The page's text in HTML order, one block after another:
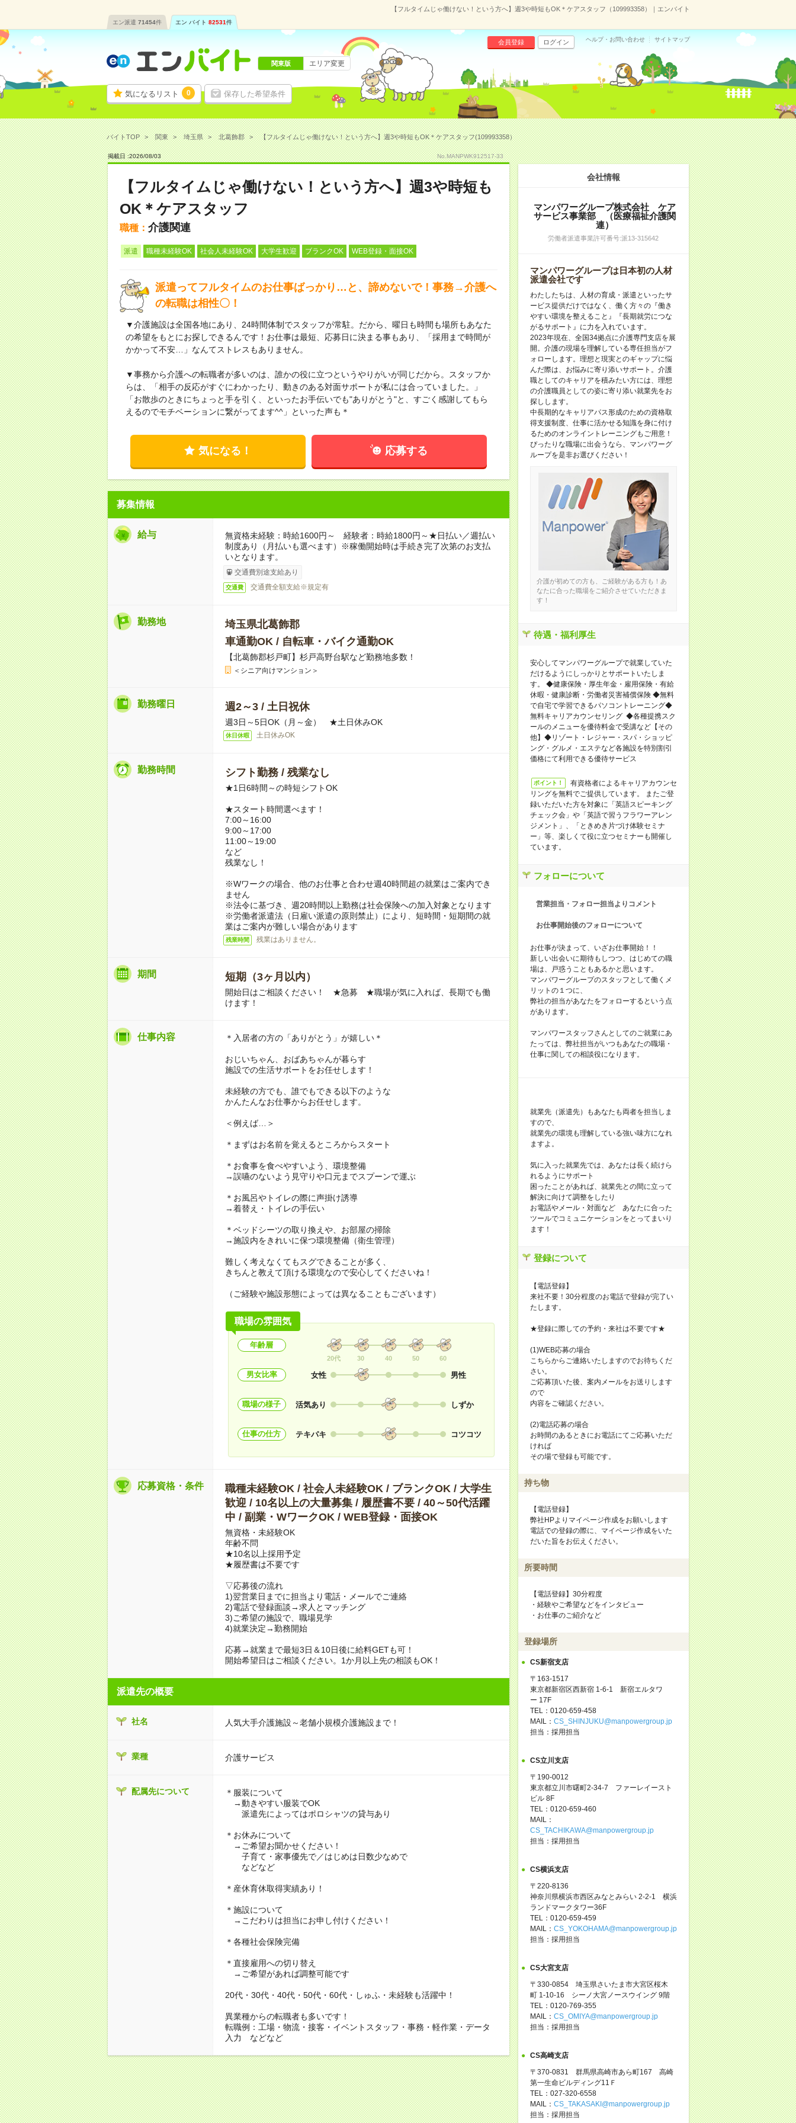
【フルタイムじゃ働けない！という方へ】週3や時短もOK＊ケアスタッフ（109993358）｜エンバイト
エン派遣 71454件 エン バイト 82531件
気になるリスト 0 保存した希望条件
会員登録 ログイン ヘルプ・お問い合わせ サイトマップ
関東版 エリア変更
バイトTOP 関東 埼玉県 北葛飾郡 【フルタイムじゃ働けない！という方へ】週3や時短もOK＊ケアスタッフ(109993358）
掲載日 :2026/08/03 No.MANPWK912517-33
【フルタイムじゃ働けない！という方へ】週3や時短も
OK＊ケアスタッフ
職種： 介護関連
派遣 職種未経験OK 社会人未経験OK 大学生歓迎 ブランクOK WEB登録・面接OK
派遣ってフルタイムのお仕事ばっかり…と、諦めないで！事務→介護へ
の転職は相性〇！
▼介護施設は全国各地にあり、24時間体制でスタッフが常駐。だから、曜日も時間も場所もあなた
の希望をもとにお探しできるんです！お仕事は最短、応募日に決まる事もあり、「採用まで時間が
かかって不安…」なんてストレスもありません。
▼事務から介護への転職者が多いのは、誰かの役に立つというやりがいが同じだから。スタッフか
らは、「相手の反応がすぐにわかったり、動きのある対面サポートが私には合っていました。」
「お散歩のときにちょっと手を引く、といったお手伝いでも"ありがとう"と、すごく感謝してもら
えるのでモチベーションに繋がってます^^」といった声も＊
気になる！ 応募する
募集情報
給与
無資格未経験：時給1600円～ 経験者：時給1800円～★日払い／週払い
制度あり（月払いも選べます）※稼働開始時は手続き完了次第のお支払
いとなります。
交通費別途支給あり
交通費 交通費全額支給※規定有
勤務地
埼玉県北葛飾郡
車通勤OK / 自転車・バイク通勤OK
【北葛飾郡杉戸町】杉戸高野台駅など勤務地多数！
＜シニア向けマンション＞
勤務曜日 週2～3 / 土日祝休
週3日～5日OK（月～金） ★土日休みOK
休日休暇 土日休みOK
勤務時間 シフト勤務 / 残業なし
★1日6時間～の時短シフトOK
★スタート時間選べます！
7:00～16:00
9:00～17:00
11:00～19:00
など
残業なし！
※Wワークの場合、他のお仕事と合わせ週40時間超の就業はご案内でき
ません
※法令に基づき、週20時間以上勤務は社会保険への加入対象となります
※労働者派遣法（日雇い派遣の原則禁止）により、短時間・短期間の就
業はご案内が難しい場合があります
残業時間 残業はありません。
期間 短期（3ヶ月以内）
開始日はご相談ください！ ★急募 ★職場が気に入れば、長期でも働
けます！
仕事内容 ＊入居者の方の「ありがとう」が嬉しい＊
おじいちゃん、おばあちゃんが暮らす
施設での生活サポートをお任せします！
未経験の方でも、誰でもできる以下のような
かんたんなお仕事からお任せします。
＜例えば…＞
＊まずはお名前を覚えるところからスタート
＊お食事を食べやすいよう、環境整備
→誤嚥のないよう見守りや口元までスプーンで運ぶ
＊お風呂やトイレの際に声掛け誘導
→着替え・トイレの手伝い
＊ベッドシーツの取り換えや、お部屋の掃除
→施設内をきれいに保つ環境整備（衛生管理）
難しく考えなくてもスグできることが多く、
きちんと教えて頂ける環境なので安心してくださいね！
（ご経験や施設形態によっては異なることもございます）
職場の雰囲気
年齢層
20代 30 40 50 60
男女比率 女性 男性
職場の様子 活気あり しずか
仕事の仕方 テキパキ コツコツ
応募資格・条件
職種未経験OK / 社会人未経験OK / ブランクOK / 大学生
歓迎 / 10名以上の大量募集 / 履歴書不要 / 40～50代活躍
中 / 副業・WワークOK / WEB登録・面接OK
無資格・未経験OK
年齢不問
★10名以上採用予定
★履歴書は不要です
▽応募後の流れ
1)翌営業日までに担当より電話・メールでご連絡
2)電話で登録面談→求人とマッチング
3)ご希望の施設で、職場見学
4)就業決定→勤務開始
応募→就業まで最短3日＆10日後に給料GETも可！
開始希望日はご相談ください。1か月以上先の相談もOK！
派遣先の概要
社名 人気大手介護施設～老舗小規模介護施設まで！
業種 介護サービス
配属先について
＊服装について
→動きやすい服装でOK
派遣先によってはポロシャツの貸与あり
＊お休みについて
→ご希望お聞かせください！
子育て・家事優先で／はじめは日数少なめで
などなど
＊産休育休取得実績あり！
＊施設について
→こだわりは担当にお申し付けください！
＊各種社会保険完備
＊直接雇用への切り替え
→ご希望があれば調整可能です
20代・30代・40代・50代・60代・しゅふ・未経験も活躍中！
異業種からの転職者も多いです！
転職例：工場・物流・接客・イベントスタッフ・事務・軽作業・データ
入力 などなど
会社情報
マンパワーグループ株式会社 ケア
サービス事業部 （医療福祉介護関
連）
労働者派遣事業許可番号:派13-315642
マンパワーグループは日本初の人材
派遣会社です
わたしたちは、人材の育成・派遣といったサ
ービス提供だけではなく、働く方々の『働き
やすい環境を整えること』『長期就労につな
がるサポート』に力を入れています。
2023年現在、全国34拠点に介護専門支店を展
開。介護の現場を理解している専任担当がフ
ォローします。理想と現実とのギャップに悩
んだ際は、お悩みに寄り添いサポート。介護
職としてのキャリアを積みたい方には、理想
の介護職員としての姿に寄り添い就業先をお
探しします。
中長期的なキャリアパス形成のための資格取
得支援制度、仕事に活かせる知識を身に付け
るためのオンライントレーニングもご用意！
ぴったりな職場に出会うなら、マンパワーグ
ループを是非お選びください！
介護が初めての方も、ご経験がある方も！あ
なたに合った職場をご紹介させていただきま
す！
待遇・福利厚生
安心してマンパワーグループで就業していた
だけるようにしっかりとサポートいたしま
す。 ◆健康保険・厚生年金・雇用保険・有給
休暇・健康診断・労働者災害補償保険 ◆無料
で自宅で学習できるパソコントレーニング◆
無料キャリアカウンセリング ◆各種提携スク
ールのメニューを優待料金で受講など【その
他】◆リゾート・レジャー・スパ・ショッピ
ング・グルメ・エステなど各施設を特別割引
価格にて利用できる優待サービス
ポイント！
有資格者によるキャリアカウンセ
リングを無料でご提供しています。 またご登
録いただいた方を対象に「英語スピーキング
チェック会」や「英語で習うフラワーアレン
ジメント」、「ときめき片づけ体験セミナ
ー」等、楽しくて役に立つセミナーも開催し
ています。
フォローについて
営業担当・フォロー担当よりコメント
お仕事開始後のフォローについて
お仕事が決まって、いざお仕事開始！！
新しい出会いに期待もしつつ、はじめての職
場は、戸惑うこともあるかと思います。
マンパワーグループのスタッフとして働くメ
リットの１つに、
弊社の担当があなたをフォローするという点
があります。
マンパワースタッフさんとしてのご就業にあ
たっては、弊社担当がいつもあなたの職場・
仕事に関しての相談役になります。
就業先（派遣先）もあなたも両者を担当しま
すので、
就業先の環境も理解している強い味方になれ
ますよ。
気に入った就業先では、あなたは長く続けら
れるようにサポート
困ったことがあれば、就業先との間に立って
解決に向けて調整をしたり
お電話やメール・対面など あなたに合った
ツールでコミュニケーションをとってまいり
ます！
登録について
【電話登録】
来社不要！30分程度のお電話で登録が完了い
たします。
★登録に際しての予約・来社は不要です★
(1)WEB応募の場合
こちらからご連絡いたしますのでお待ちくだ
さい。
ご応募頂いた後、案内メールをお送りします
ので
内容をご確認ください。
(2)電話応募の場合
お時間のあるときにお電話にてご応募いただ
ければ
その場で登録も可能です。
持ち物
【電話登録】
弊社HPよりマイページ作成をお願いします
電話での登録の際に、マイページ作成をいた
だいた旨をお伝えください。
所要時間
【電話登録】30分程度
・経験やご希望などをインタビュー
・お仕事のご紹介など
登録場所
CS新宿支店
〒163-1517
東京都新宿区西新宿 1-6-1 新宿エルタワ
ー 17F
TEL：0120-659-458
MAIL： CS_SHINJUKU@manpowergroup.jp
担当：採用担当
CS立川支店
〒190-0012
東京都立川市曙町2-34-7 ファーレイースト
ビル 8F
TEL：0120-659-460
MAIL：
CS_TACHIKAWA@manpowergroup.jp
担当：採用担当
CS横浜支店
〒220-8136
神奈川県横浜市西区みなとみらい 2-2-1 横浜
ランドマークタワー36F
TEL：0120-659-459
MAIL： CS_YOKOHAMA@manpowergroup.jp
担当：採用担当
CS大宮支店
〒330-0854 埼玉県さいたま市大宮区桜木
町 1-10-16 シーノ大宮ノースウイング 9階
TEL：0120-769-355
MAIL： CS_OMIYA@manpowergroup.jp
担当：採用担当
CS高崎支店
〒370-0831 群馬県高崎市あら町167 高崎
第一生命ビルディング11Ｆ
TEL：027-320-6558
MAIL： CS_TAKASAKI@manpowergroup.jp
担当：採用担当